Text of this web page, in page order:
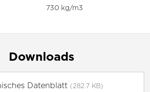
730 kg/m3
Downloads
Datenblatt (282.7 KB)